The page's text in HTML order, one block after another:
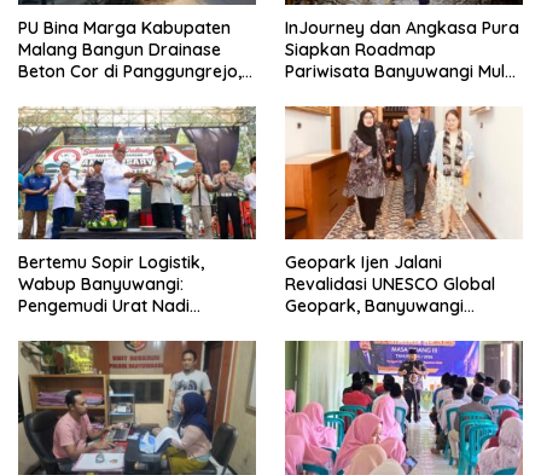
PU Bina Marga Kabupaten
Malang Bangun Drainase
Beton Cor di Panggungrejo,
InJourney dan Angkasa Pura
Siapkan Roadmap
Pariwisata Banyuwangi Mulai
Bertemu Sopir Logistik,
Wabup Banyuwangi:
Pengemudi Urat Nadi
Geopark Ijen Jalani
Revalidasi UNESCO Global
Geopark, Banyuwangi
Warisan Dunia